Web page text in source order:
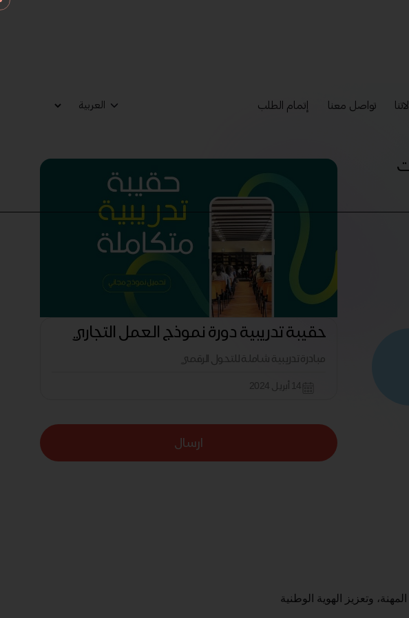
تواصل معنا إتمام الطلب
حقيبة تدريبية دورة نموذج العمل التجاري
مبادرة تدريبية شاملة للتحول الرقمي
14 أبريل 2024
ارسال
وتعزيز الهوية الوطنية